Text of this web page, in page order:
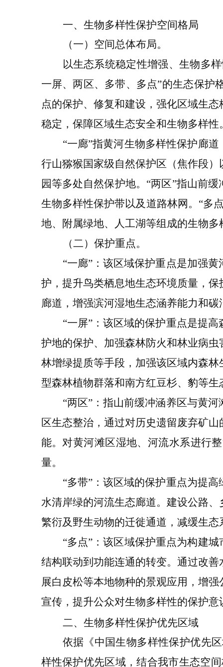
一、 生物多样性保护空间格局
（一）空间总体布局。
以生态系统稳定性增强、生物多
一屏、两区、多带、多点”的生态保护
点的保护、修复和建设，强化区域生
稳定，保障区域生态安全和生物多样性
“一廊”指黄河生物多样性保护廊
行山猕猴国家级自然保护区（焦作段）
园等多处自然保护地。 “两区”指山前缓
生物多样性保护带以及道路林网 。 “多
地、附属绿地、人工湖等组成的生物
（二）保护重点。
“一廊”：该区域保护重点是加强
护，提升鸟类栖息地生态环境质量 ，
廊道，增强滨河湿地生态涵养能力和
“一屏”：该区域的保护重点是提
护地的保护、加强森林防火和林业病虫
林增绿提质等手段，加强该区域内森
型森林植物群落和南方红豆杉、豹等
“两区”： 指山前缓冲涵养区与黄
区生态整治，通过对历史遗留废弃矿山
能。对黄河滩区湿地、 河流水系进行
量。
“多带”：该区域的保护重点为提高
水清岸绿的河流生态廊道。建设公路
繁衍及野生动物的迁徙通道，减缓生态
“多点”：该区域保护重点为构建城
结构联动到功能连通的转变。通过改
展白皮松等本地物种的景观应用，增
宣传，提升公众对生物多样性的保护
二、生物多样性保护优先区域
依据《中国生物多样性保护优先
样性保护优先区域 ，结合我市生态空